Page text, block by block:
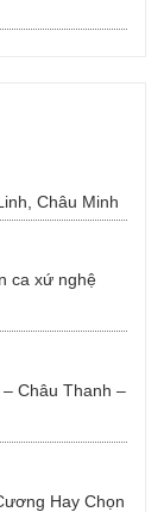
Châu Minh
ca xứ nghệ
Châu Thanh –
Hay Chọn